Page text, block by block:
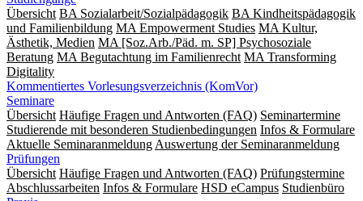
Übersicht BA Sozialarbeit/Sozialpädagogik BA Kindheitspädagogik
und Familienbildung MA Empowerment Studies MA Kultur,
Ästhetik, Medien MA [Soz.Arb./Päd. m. SP] Psychosoziale
Beratung MA Begut­ach­tung im Fami­lien­recht MA Transforming
Digitality
Kommentiertes Vorlesungsverzeichnis (KomVor)
Seminare
Übersicht Häufige Fragen und Antworten (FAQ) Seminartermine
Studierende mit besonderen Studienbedingungen Infos & Formulare
Aktuelle Seminaranmeldung Auswertung der Seminaranmeldung
Prüfungen
Übersicht Häufige Fragen und Antworten (FAQ) Prüfungstermine
Abschlussarbeiten Infos & Formulare HSD eCampus Studienbüro